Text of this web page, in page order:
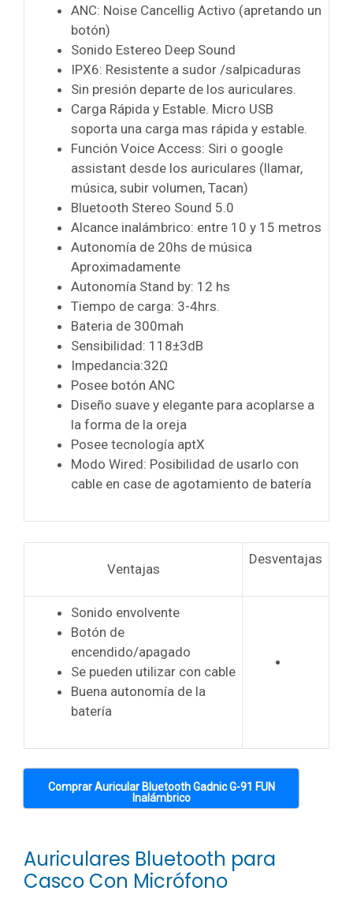
ANC: Noise Cancellig Activo (apretando un
botón)
Sonido Estereo Deep Sound
IPX6: Resistente a sudor /salpicaduras
Sin presión departe de los auriculares.
Carga Rápida y Estable. Micro USB
soporta una carga mas rápida y estable.
Función Voice Access: Siri o google
assistant desde los auriculares (llamar,
música, subir volumen, Tacan)
Bluetooth Stereo Sound 5.0
Alcance inalámbrico: entre 10 y 15 metros
Autonomía de 20hs de música
Aproximadamente
Autonomía Stand by: 12 hs
Tiempo de carga: 3-4hrs.
Bateria de 300mah
Sensibilidad: 118±3dB
Impedancia:32Ω
Posee botón ANC
Diseño suave y elegante para acoplarse a
la forma de la oreja
Posee tecnología aptX
Modo Wired: Posibilidad de usarlo con
cable en case de agotamiento de batería
Ventajas
Desventajas
Sonido envolvente
Botón de
encendido/apagado
Se pueden utilizar con cable
Buena autonomía de la
batería
Comprar Auricular Bluetooth Gadnic G-91 FUN
Inalámbrico
Auriculares Bluetooth para
Casco Con Micrófono